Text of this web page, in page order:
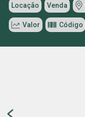
Locação Venda
Valor Código